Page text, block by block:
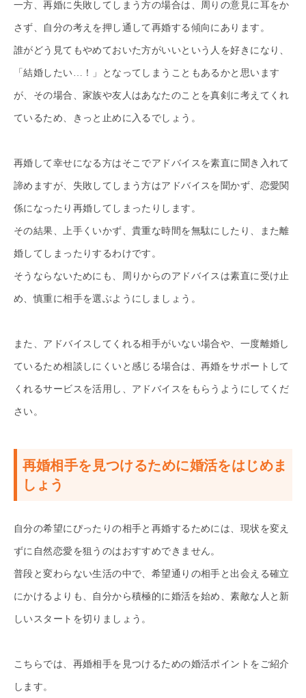
一方、再婚に失敗してしまう方の場合は、周りの意見に耳をか
さず、自分の考えを押し通して再婚する傾向にあります。
誰がどう見てもやめておいた方がいいという人を好きになり、
「結婚したい…！」となってしまうこともあるかと思います
が、その場合、家族や友人はあなたのことを真剣に考えてくれ
ているため、きっと止めに入るでしょう。
再婚して幸せになる方はそこでアドバイスを素直に聞き入れて
諦めますが、失敗してしまう方はアドバイスを聞かず、恋愛関
係になったり再婚してしまったりします。
その結果、上手くいかず、貴重な時間を無駄にしたり、また離
婚してしまったりするわけです。
そうならないためにも、周りからのアドバイスは素直に受け止
め、慎重に相手を選ぶようにしましょう。
また、アドバイスしてくれる相手がいない場合や、一度離婚し
ているため相談しにくいと感じる場合は、再婚をサポートして
くれるサービスを活用し、アドバイスをもらうようにしてくだ
さい。
再婚相手を見つけるために婚活をはじめま
しょう
自分の希望にぴったりの相手と再婚するためには、現状を変え
ずに自然恋愛を狙うのはおすすめできません。
普段と変わらない生活の中で、希望通りの相手と出会える確立
にかけるよりも、自分から積極的に婚活を始め、素敵な人と新
しいスタートを切りましょう。
こちらでは、再婚相手を見つけるための婚活ポイントをご紹介
します。